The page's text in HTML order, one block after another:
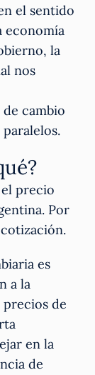
el sentido
economía
la
nos
cambio
precio
Por
es
a la
de
en la
de